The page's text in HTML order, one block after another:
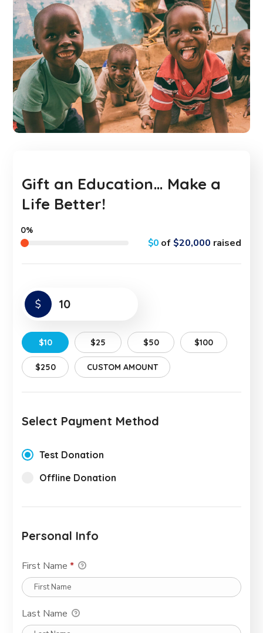
Gift an Education… Make a
Life Better!
$0of $20,000 raised
0%
$
$10 $25 $50 $100
$250 CUSTOM AMOUNT
Select Payment Method
Test Donation
Offline Donation
Personal Info
First Name*
Last Name